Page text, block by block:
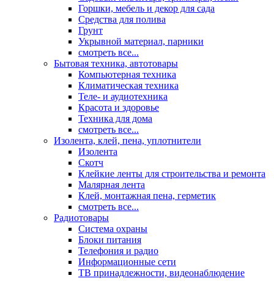
Горшки, мебель и декор для сада
Средства для полива
Грунт
Укрывной материал, парники
смотреть все...
Бытовая техника, автотовары
Компьютерная техника
Климатическая техника
Теле- и аудиотехника
Красота и здоровье
Техника для дома
смотреть все...
Изолента, клей, пена, уплотнители
Изолента
Скотч
Клейкие ленты для строительства и ремонта
Малярная лента
Клей, монтажная пена, герметик
смотреть все...
Радиотовары
Система охраны
Блоки питания
Телефония и радио
Информационные сети
ТВ принадлежности, видеонаблюдение